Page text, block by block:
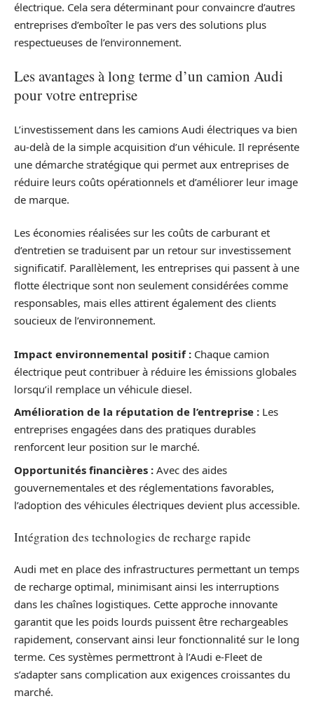
électrique. Cela sera déterminant pour convaincre d’autres
entreprises d’emboîter le pas vers des solutions plus
respectueuses de l’environnement.
Les avantages à long terme d’un camion Audi
pour votre entreprise
L’investissement dans les camions Audi électriques va bien
au-delà de la simple acquisition d’un véhicule. Il représente
une démarche stratégique qui permet aux entreprises de
réduire leurs coûts opérationnels et d’améliorer leur image
de marque.
Les économies réalisées sur les coûts de carburant et
d’entretien se traduisent par un retour sur investissement
significatif. Parallèlement, les entreprises qui passent à une
flotte électrique sont non seulement considérées comme
responsables, mais elles attirent également des clients
soucieux de l’environnement.
Impact environnemental positif : Chaque camion
électrique peut contribuer à réduire les émissions globales
lorsqu’il remplace un véhicule diesel.
Amélioration de la réputation de l’entreprise : Les
entreprises engagées dans des pratiques durables
renforcent leur position sur le marché.
Opportunités financières : Avec des aides
gouvernementales et des réglementations favorables,
l’adoption des véhicules électriques devient plus accessible.
Intégration des technologies de recharge rapide
Audi met en place des infrastructures permettant un temps
de recharge optimal, minimisant ainsi les interruptions
dans les chaînes logistiques. Cette approche innovante
garantit que les poids lourds puissent être rechargeables
rapidement, conservant ainsi leur fonctionnalité sur le long
terme. Ces systèmes permettront à l’Audi e-Fleet de
s’adapter sans complication aux exigences croissantes du
marché.